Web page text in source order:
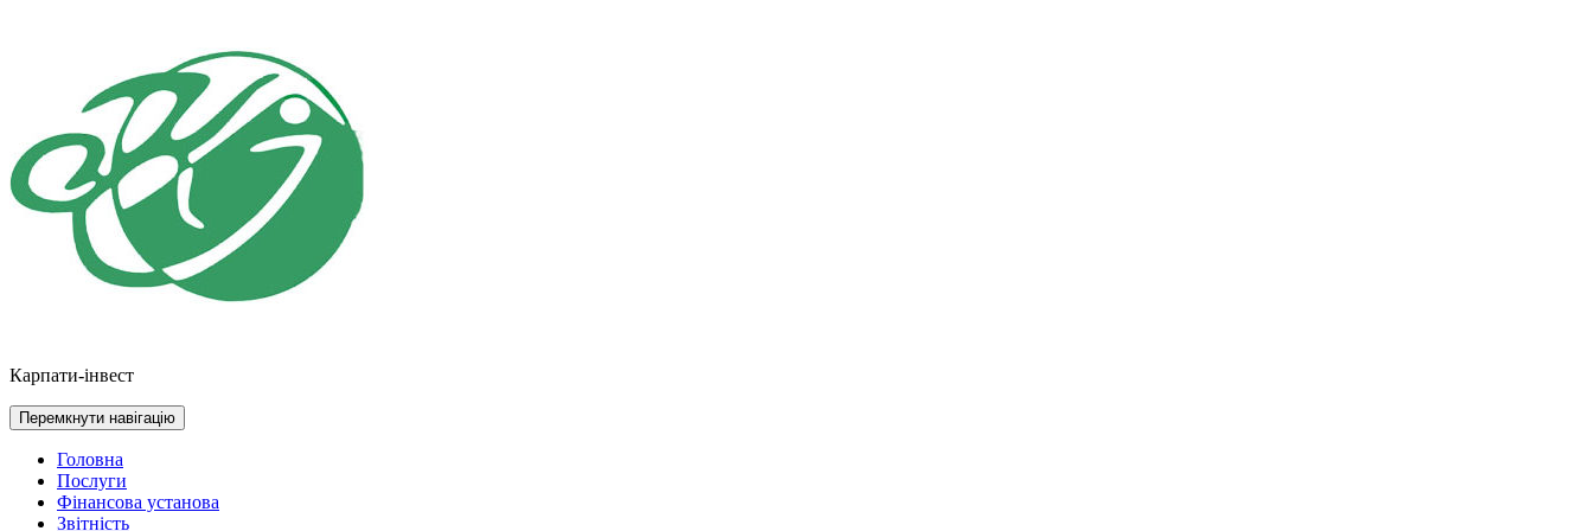
Карпати-інвест
Перемкнути навігацію
Головна
Послуги
Фінансова установа
Звітність